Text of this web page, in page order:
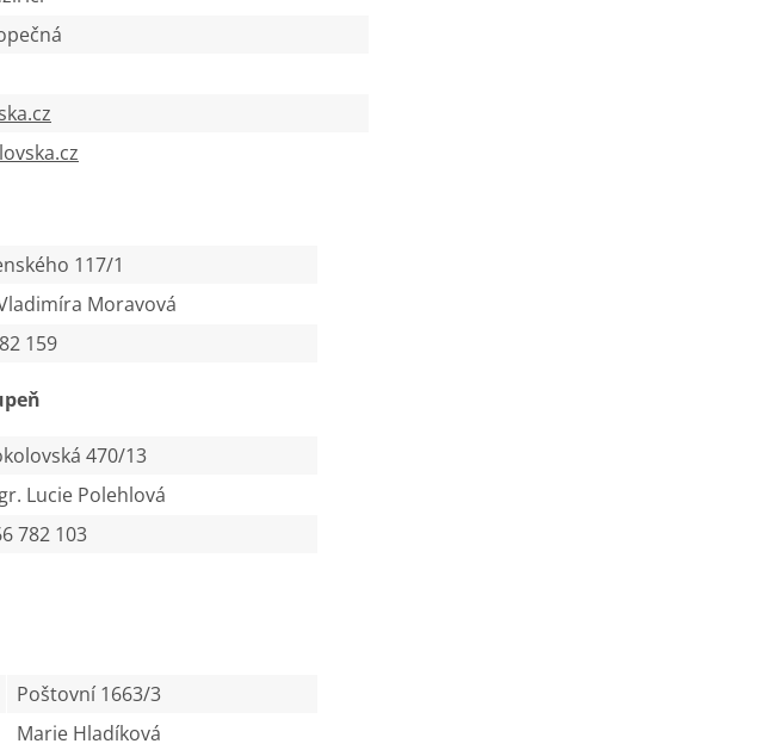
117/1
Moravová
159
470/13
Lucie Polehlová
782 103
Poštovní 1663/3
Marie Hladíková